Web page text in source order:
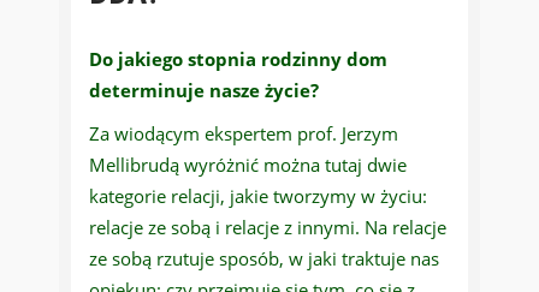
Do jakiego stopnia rodzinny dom
determinuje nasze życie?
Za wiodącym ekspertem prof. Jerzym
Mellibrudą wyróżnić można tutaj dwie
kategorie relacji, jakie tworzymy w życiu:
relacje ze sobą i relacje z innymi. Na relacje
ze sobą rzutuje sposób, w jaki traktuje nas